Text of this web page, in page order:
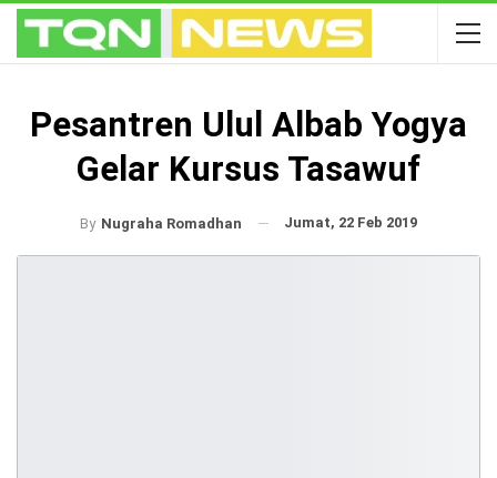
Pesantren Ulul Albab Yogya
Gelar Kursus Tasawuf
By Nugraha Romadhan Jumat, 22 Feb 2019